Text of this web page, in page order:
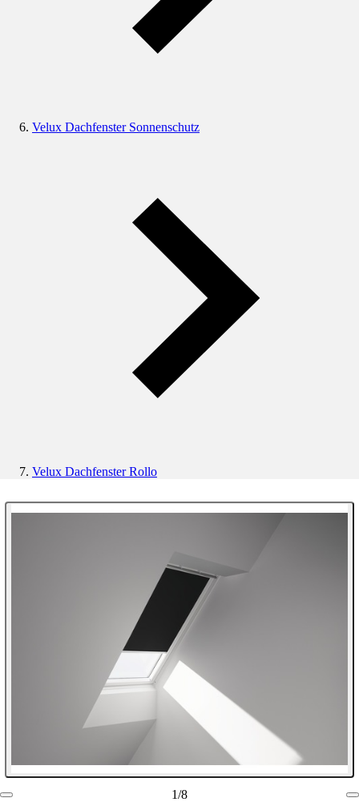
Velux Dachfenster Sonnenschutz
Velux Dachfenster Rollo
1/8